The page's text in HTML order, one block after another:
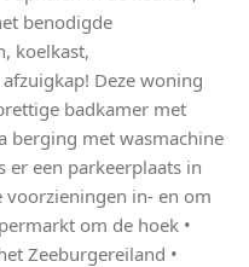
benodigde
koelkast,
Deze woning
badkamer met
berging met wasmachine
een parkeerplaats in
voorzieningen in- en om
om de hoek •
Zeeburgereiland •